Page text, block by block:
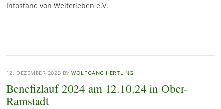
Infostand von Weiterleben e.V.
12. DEZEMBER 2023 BYWOLFGANG HERTLING
Benefizlauf 2024 am 12.10.24 in Ober-
Ramstadt